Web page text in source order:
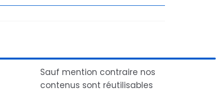
Sauf mention contraire nos
contenus sont réutilisables